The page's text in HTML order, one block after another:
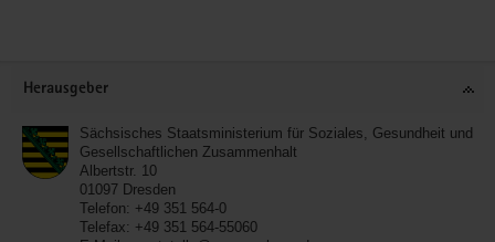
Herausgeber
Sächsisches Staatsministerium für Soziales, Gesundheit und
Gesellschaftlichen Zusammenhalt
Albertstr. 10
01097 Dresden
Telefon: +49 351 564-0
Telefax: +49 351 564-55060